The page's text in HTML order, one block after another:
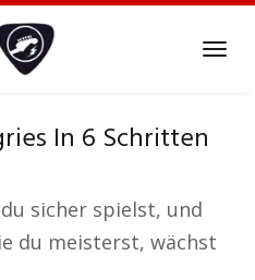
In 6 Schritten
sicher spielst, und
du meisterst, wächst